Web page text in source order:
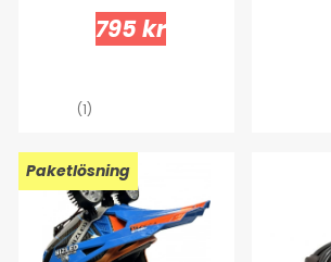
795 kr
(1)
Paketlösning